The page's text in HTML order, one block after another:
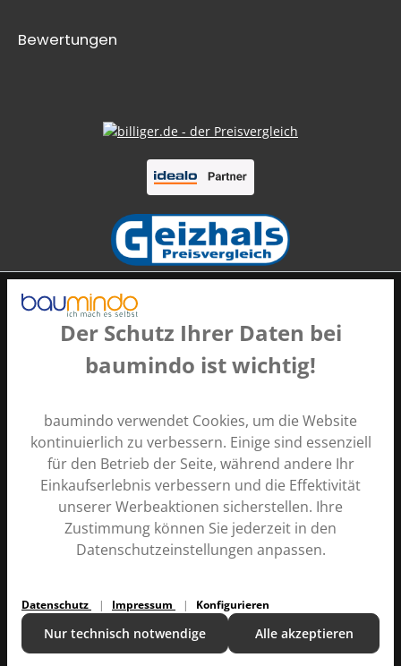
Der Schutz Ihrer Daten bei
baumindo ist wichtig!
baumindo verwendet Cookies, um die Website
kontinuierlich zu verbessern. Einige sind essenziell
für den Betrieb der Seite, während andere Ihr
Einkaufserlebnis verbessern und die Effektivität
unserer Werbeaktionen sicherstellen. Ihre
Zustimmung können Sie jederzeit in den
Datenschutzeinstellungen anpassen.
Datenschutz Impressum Konfigurieren
Nur technisch notwendige Alle akzeptieren
Bewertungen
Zahlungsarten
Alle Preise inkl. gesetzl. Mehrwertsteuer zzgl.Versandkosten
Copyright © 2024 |baumindov1.2.160
KontaktRatgeberVersand und ZahlungÜber uns